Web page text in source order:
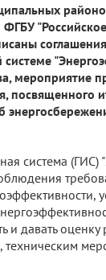
"Российское
система (ГИС)
и давать